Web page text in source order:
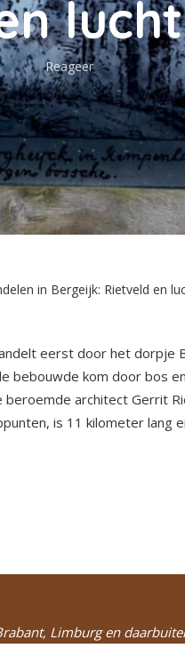
Reageer
in Bergeijk: Rietveld en
eerst door het dorpje
bebouwde kom door bos en
architect Gerrit
is 11 kilometer lang
Limburg en